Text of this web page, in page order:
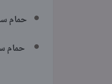
حمام
حمام